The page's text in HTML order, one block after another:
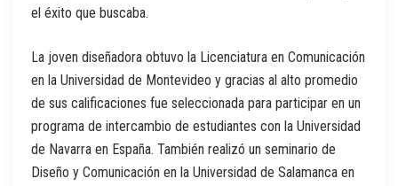
el éxito que buscaba.
La joven diseñadora obtuvo la Licenciatura en Comunicación
en la Universidad de Montevideo y gracias al alto promedio
de sus calificaciones fue seleccionada para participar en un
programa de intercambio de estudiantes con la Universidad
de Navarra en España. También realizó un seminario de
Diseño y Comunicación en la Universidad de Salamanca en